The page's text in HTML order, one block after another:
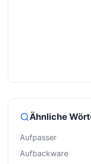
Ähnliche
Aufpasser
Aufbackware